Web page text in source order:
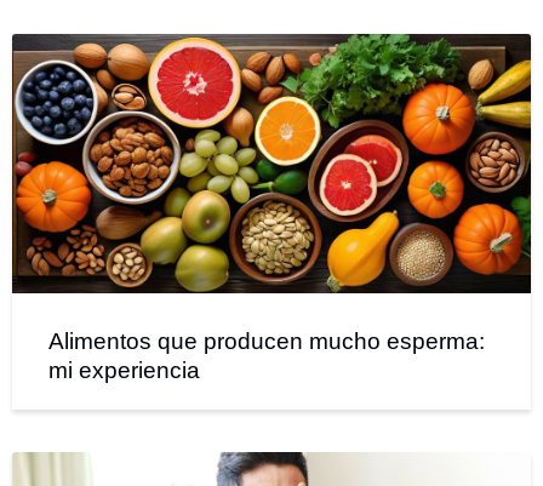
Alimentos que producen mucho esperma:
mi experiencia